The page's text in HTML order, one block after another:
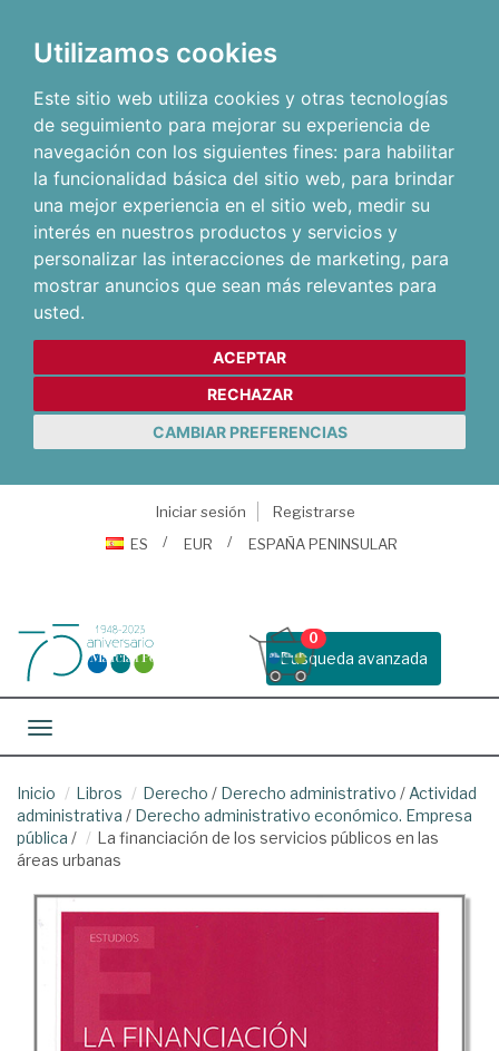
Utilizamos cookies
Este sitio web utiliza cookies y otras tecnologías
de seguimiento para mejorar su experiencia de
navegación con los siguientes fines: para habilitar
la funcionalidad básica del sitio web, para brindar
una mejor experiencia en el sitio web, medir su
interés en nuestros productos y servicios y
personalizar las interacciones de marketing, para
mostrar anuncios que sean más relevantes para
usted.
ACEPTAR
RECHAZAR
CAMBIAR PREFERENCIAS
Iniciar sesión
Registrarse
ES
EUR ESPAÑA PENINSULAR
Busqueda avanzada
0
Toggle navigation
Inicio Libros Derecho / Derecho administrativo / Actividad
administrativa / Derecho administrativo económico. Empresa
pública /
La financiación de los servicios públicos en las
áreas urbanas